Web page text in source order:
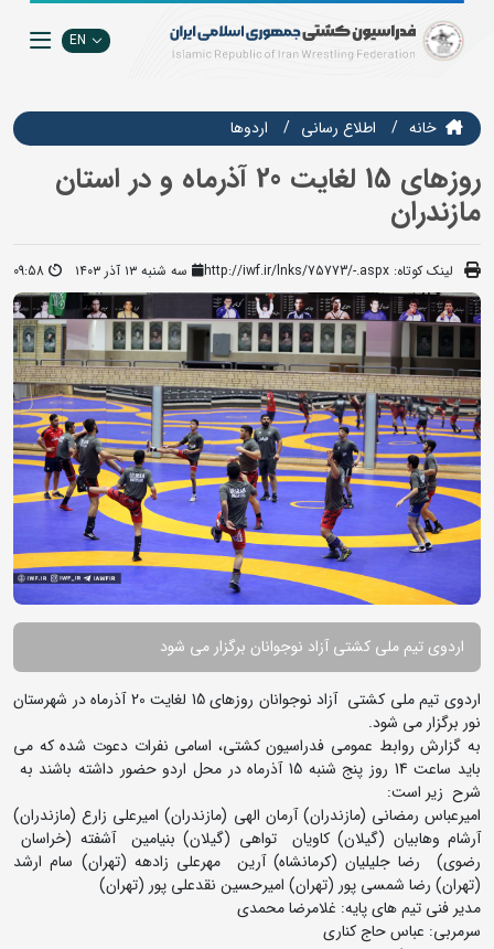
EN
خانه اطلاع رسانی اردوها
روزهای 15 لغایت 20 آذرماه و در استان
مازندران
لینک کوتاه: http://iwf.ir/lnks/75773/-.aspx سه شنبه ۱۳ آذر ۱۴۰۳ 09:58
اردوی تیم ملی کشتی آزاد نوجوانان برگزار می شود
اردوی تیم ملی کشتی آزاد نوجوانان روزهای 15 لغایت 20 آذرماه در شهرستان
نور برگزار می شود.
به گزارش روابط عمومی فدراسیون کشتی، اسامی نفرات دعوت شده که می
باید ساعت 14 روز پنج شنبه 15 آذرماه در محل اردو حضور داشته باشند به
شرح زیر است:
امیرعباس رمضانی (مازندران) آرمان الهی (مازندران) امیرعلی زارع (مازندران)
آرشام وهابیان (گیلان) کاویان تواهی (گیلان) بنیامین آشفته (خراسان
رضوی) رضا جلیلیان (کرمانشاه) آرین مهرعلی زادهه (تهران) سام ارشد
(تهران) رضا شمسی پور (تهران) امیرحسین نقدعلی پور (تهران)
مدیر فنی تیم های پایه: غلامرضا محمدی
سرمربی: عباس حاج کناری